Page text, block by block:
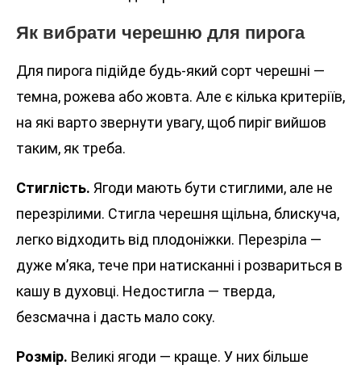
Як вибрати черешню для пирога
Для пирога підійде будь-який сорт черешні —
темна, рожева або жовта. Але є кілька критеріїв,
на які варто звернути увагу, щоб пиріг вийшов
таким, як треба.
Стиглість. Ягоди мають бути стиглими, але не
перезрілими. Стигла черешня щільна, блискуча,
легко відходить від плодоніжки. Перезріла —
дуже м’яка, тече при натисканні і розвариться в
кашу в духовці. Недостигла — тверда,
безсмачна і дасть мало соку.
Розмір. Великі ягоди — краще. У них більше